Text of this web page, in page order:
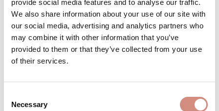
provide social media features and to analyse our traffic.
We also share information about your use of our site with
our social media, advertising and analytics partners who
may combine it with other information that you’ve
provided to them or that they’ve collected from your use
of their services.
Selection
Necessary
Versandbereit – schon in wenigen Tagen bei
Produkt Anzahl: Gib den
Stk IN DEN WARENKORB